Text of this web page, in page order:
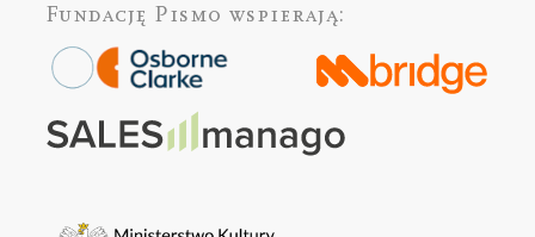
Fundację Pismo wspierają: